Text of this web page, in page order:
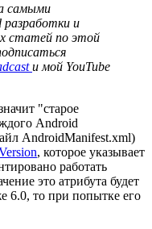
самыми
разработки и
статей по этой
и мой YouTube
"старое
Android
AndroidManifest.xml)
, которое указывает
работать
это атрибута будет
6.0, то при попытке его